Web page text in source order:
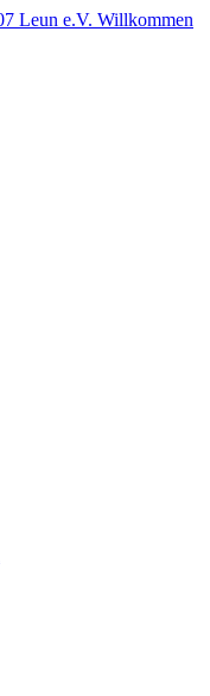
Willkommen